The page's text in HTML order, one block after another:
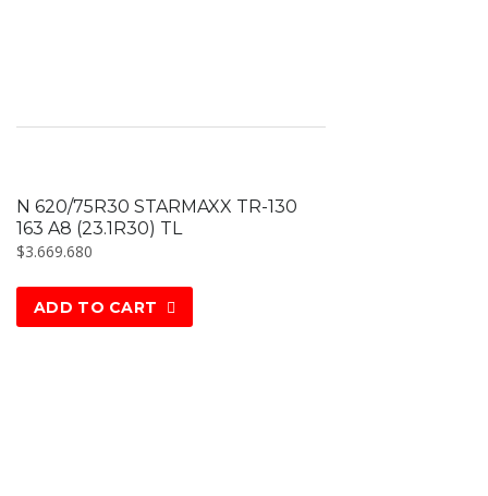
N 620/75R30 STARMAXX TR-130
163 A8 (23.1R30) TL
$3.669.680
ADD TO CART